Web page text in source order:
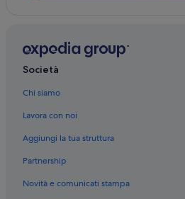
Società
Chi siamo
Lavora con noi
Aggiungi la tua struttura
Partnership
Novità e comunicati stampa